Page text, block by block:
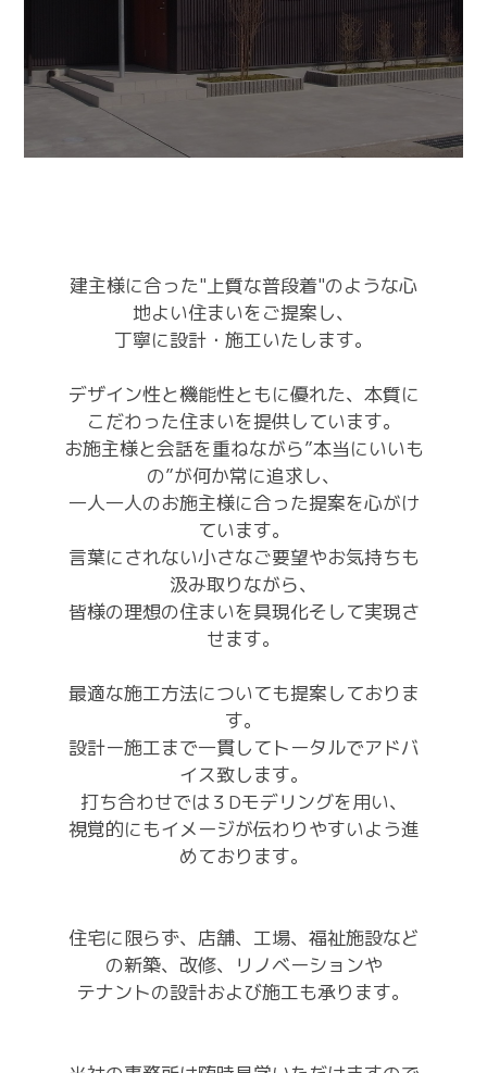
建主様に合った"上質な普段着"のような心
地よい住まいをご提案し、
丁寧に設計・施工いたします。
デザイン性と機能性ともに優れた、本質に
こだわった住まいを提供しています。
お施主様と会話を重ねながら”本当にいいも
の”が何か常に追求し、
一人一人のお施主様に合った提案を心がけ
ています。
言葉にされない小さなご要望やお気持ちも
汲み取りながら、
皆様の理想の住まいを具現化そして実現さ
せます。
最適な施工方法についても提案しておりま
す。
設計ー施工まで一貫してトータルでアドバ
イス致します。
打ち合わせでは３Dモデリングを用い、
視覚的にもイメージが伝わりやすいよう進
めております。
住宅に限らず、店舗、工場、福祉施設など
の新築、改修、リノベーションや
テナントの設計および施工も承ります。